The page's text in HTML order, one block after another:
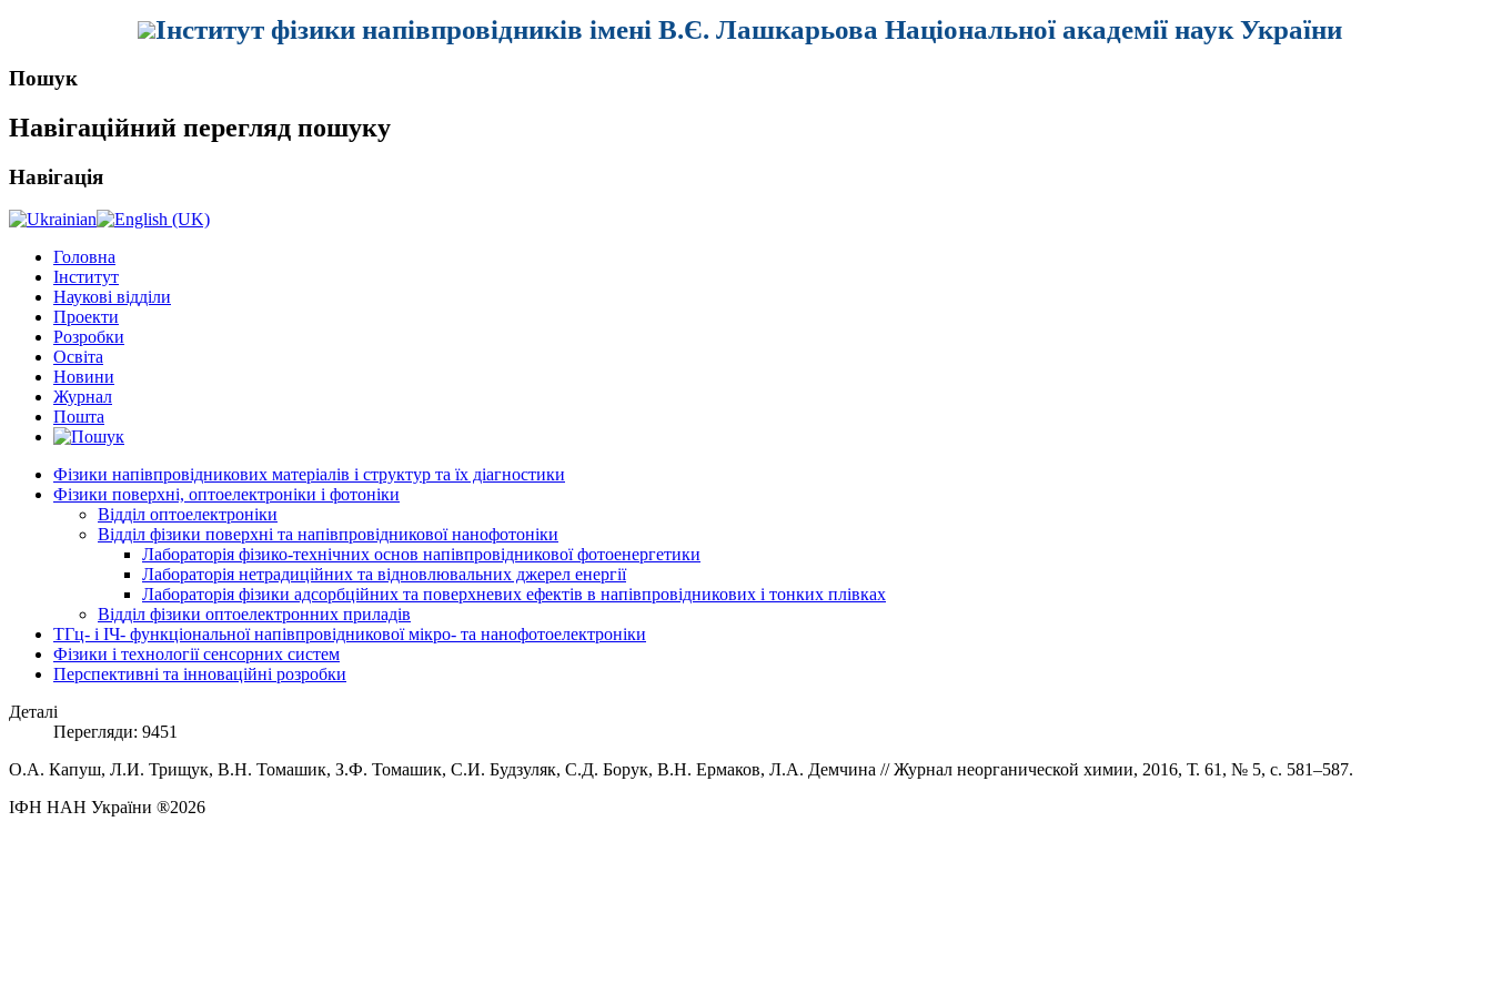
Інститут фізики напівпровідників імені В.Є. Лашкарьова Національної академії наук України
Пошук
Навігаційний перегляд пошуку
Навігація
Головна
Інститут
Наукові відділи
Проекти
Розробки
Освіта
Новини
Журнал
Пошта
Фізики напівпровідникових матеріалів і структур та їх діагностики
Фізики поверхні, оптоелектроніки і фотоніки
Відділ оптоелектроніки
Відділ фізики поверхні та напівпровідникової нанофотоніки
Лабораторія фізико-технічних основ напівпровідникової фотоенергетики
Лабораторія нетрадиційних та відновлювальних джерел енергії
Лабораторія фізики адсорбційних та поверхневих ефектів в напівпровідникових і тонких плівках
Відділ фізики оптоелектронних приладів
ТГц- і ІЧ- функціональної напівпровідникової мікро- та нанофотоелектроніки
Фізики і технології сенсорних систем
Перспективні та інноваційні розробки
Деталі
Перегляди: 9451
О.А. Капуш, Л.И. Трищук, В.Н. Томашик, З.Ф. Томашик, С.И. Будзуляк, С.Д. Борук, В.Н. Ермаков, Л.А. Демчина // Журнал неорганической химии, 2016, Т. 61, № 5, с. 581–587.
ІФН НАН України ®2026